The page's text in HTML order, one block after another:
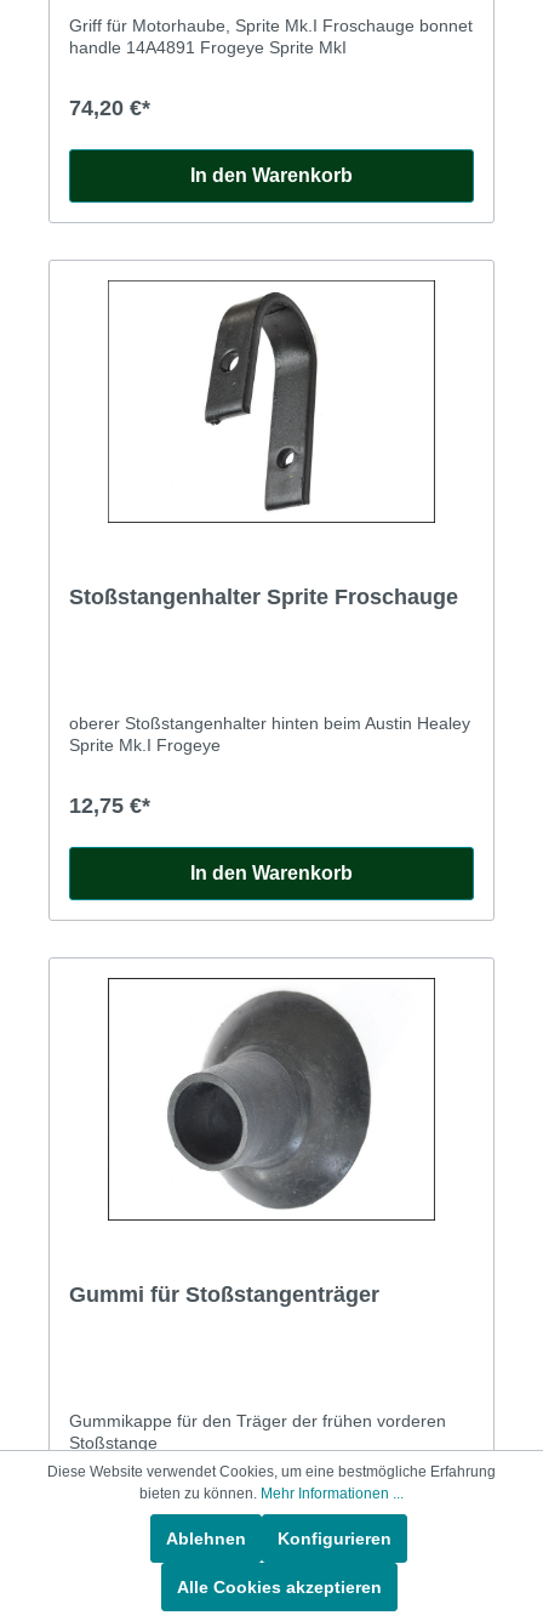
Griff für Motorhaube, Sprite Mk.I Froschauge bonnet
handle 14A4891 Frogeye Sprite MkI
74,20 €*
In den Warenkorb
Stoßstangenhalter Sprite Froschauge
oberer Stoßstangenhalter hinten beim Austin Healey
Sprite Mk.I Frogeye
12,75 €*
In den Warenkorb
Gummi für Stoßstangenträger
Gummikappe für den Träger der frühen vorderen
Stoßstange
Diese Website verwendet Cookies, um eine bestmögliche Erfahrung
bieten zu können. Mehr Informationen ...
Ablehnen Konfigurieren
Alle Cookies akzeptieren